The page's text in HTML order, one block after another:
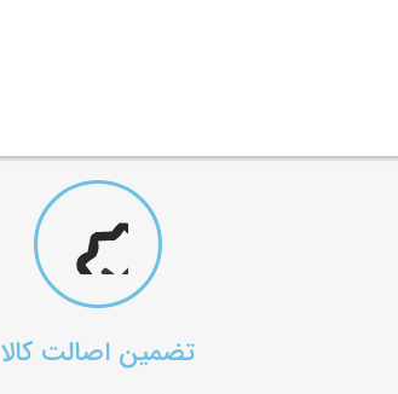
تضمین اصالت کالا